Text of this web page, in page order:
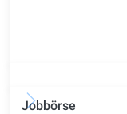
Jobbörse